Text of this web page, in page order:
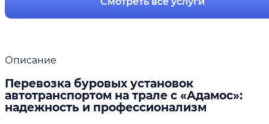
Описание
Перевозка буровых установок
автотранспортом на трале с «Адамос»:
надежность и профессионализм